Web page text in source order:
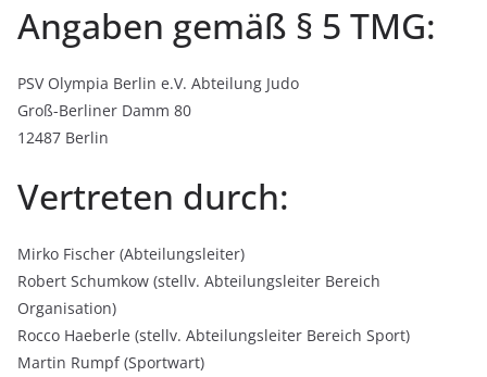
Angaben gemäß § 5 TMG:
PSV Olympia Berlin e.V. Abteilung Judo
Groß-Berliner Damm 80
12487 Berlin
Vertreten durch:
Mirko Fischer (Abteilungsleiter)
Robert Schumkow (stellv. Abteilungsleiter Bereich
Organisation)
Rocco Haeberle (stellv. Abteilungsleiter Bereich Sport)
Martin Rumpf (Sportwart)